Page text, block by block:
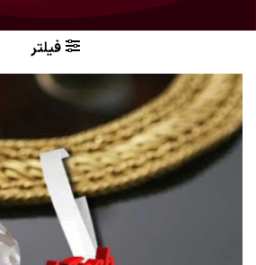
فیلتر